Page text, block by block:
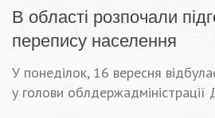
В області розпочали
перепису населення
У понеділок, 16 вересня
у голови